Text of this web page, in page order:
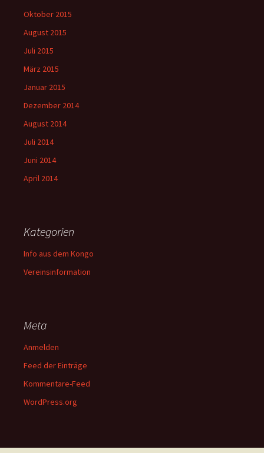
Oktober 2015
August 2015
Juli 2015
März 2015
Januar 2015
Dezember 2014
August 2014
Juli 2014
Juni 2014
April 2014
Kategorien
Info aus dem Kongo
Vereinsinformation
Meta
Anmelden
Feed der Einträge
Kommentare-Feed
WordPress.org